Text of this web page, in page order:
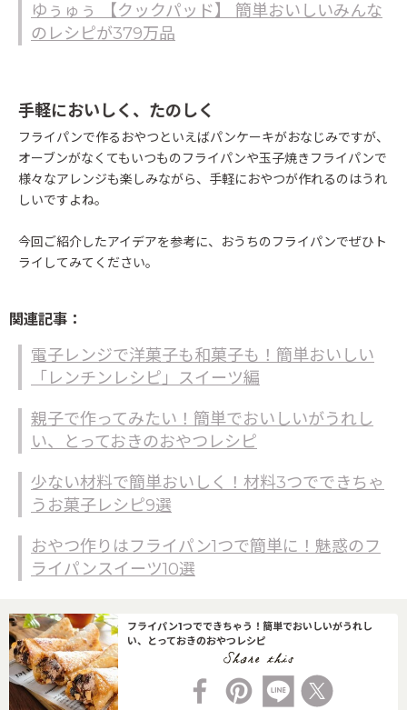
ゆぅゅぅ 【クックパッド】 簡単おいしいみんな
のレシピが379万品
手軽においしく、たのしく
フライパンで作るおやつといえばパンケーキがおなじみですが、
オーブンがなくてもいつものフライパンや玉子焼きフライパンで
様々なアレンジも楽しみながら、手軽におやつが作れるのはうれ
しいですよね。
今回ご紹介したアイデアを参考に、おうちのフライパンでぜひト
ライしてみてください。
関連記事：
電子レンジで洋菓子も和菓子も！簡単おいしい
「レンチンレシピ」スイーツ編
親子で作ってみたい！簡単でおいしいがうれし
い、とっておきのおやつレシピ
少ない材料で簡単おいしく！材料3つでできちゃ
うお菓子レシピ9選
おやつ作りはフライパン1つで簡単に！魅惑のフ
ライパンスイーツ10選
フライパン1つでできちゃう！簡単でおいしいがうれし
い、とっておきのおやつレシピ